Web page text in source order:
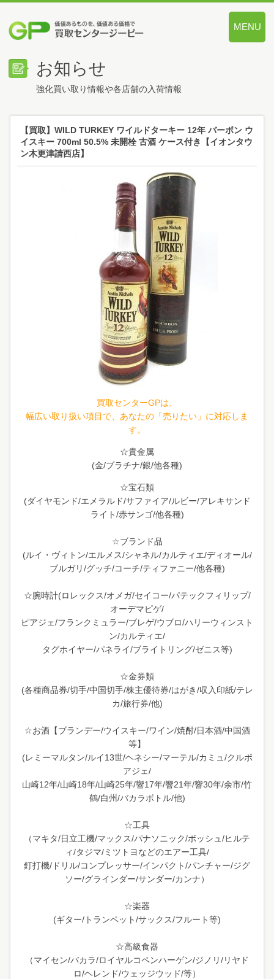
MENU
お知らせ
強化買い取り情報や各店舗の入荷情報
【買取】WILD TURKEY ワイルドターキー 12年 バーボン ウ
イスキー 700ml 50.5% 未開栓 古酒 ケース付き【イオンタウ
ン木更津請西店】
買取センターGPは、
幅広い取り扱い項目で、あなたの「売りたい」に対応しま
す。
☆貴金属
(金/プラチナ/銀/他各種)
☆宝石類
(ダイヤモンド/エメラルド/サファイア/ルビー/アレキサンド
ライト/赤サンゴ/他各種)
☆ブランド品
(ルイ・ヴィトン/エルメス/シャネル/カルティエ/ディオール/
ブルガリ/グッチ/コーチ/ティファニー/他各種)
☆腕時計(ロレックス/オメガ/セイコー/パテックフィリップ/
オーデマピゲ/
ピアジェ/フランクミュラー/ブレゲ/ウブロ/ハリーウィンスト
ン/カルティエ/
タグホイヤー/パネライ/ブライトリング/ゼニス等)
☆金券類
(各種商品券/切手/中国切手/株主優待券/はがき/収入印紙/テレ
カ/旅行券/他)
☆お酒【ブランデー/ウイスキー/ワイン/焼酎/日本酒/中国酒
等】
(レミーマルタン/ルイ13世/ヘネシー/マーテル/カミュ/クルボ
アジェ/
山崎12年/山崎18年/山崎25年/響17年/響21年/響30年/余市/竹
鶴/白州/バカラボトル/他)
☆工具
（マキタ/日立工機/マックス/パナソニック/ボッシュ/ヒルテ
ィ/タジマ/ミツトヨなどのエアー工具/
釘打機/ドリル/コンプレッサー/インパクト/パンチャー/ジグ
ソー/グラインダー/サンダー/カンナ）
☆楽器
(ギター/トランペット/サックス/フルート等)
☆高級食器
（マイセン/バカラ/ロイヤルコペンハーゲン/ジノリ/リヤド
ロ/ヘレンド/ウェッジウッド/等）